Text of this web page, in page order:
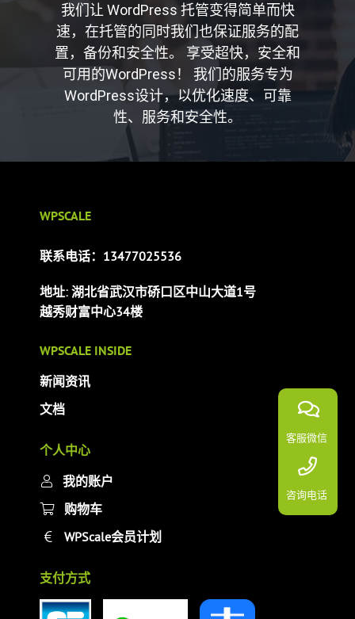
客服微信
咨询电话
我们让 WordPress 托管变得简单而快
速，在托管的同时我们也保证服务的配
置，备份和安全性。 享受超快，安全和
可用的WordPress！ 我们的服务专为
WordPress设计，以优化速度、可靠
性、服务和安全性。
WPSCALE
联系电话：13477025536
地址: 湖北省武汉市硚口区中山大道1号
越秀财富中心34楼
WPSCALE INSIDE
新闻资讯
文档
个人中心
我的账户
购物车
WPScale会员计划
支付方式